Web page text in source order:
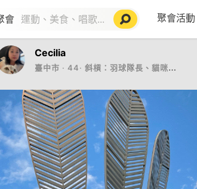
會 聚會活動
Cecilia
臺中市 ‧ 44‧ 斜槓：羽球隊長、貓咪保姆、廣告模特兒及演員